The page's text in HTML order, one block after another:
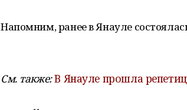
Напомним, ранее в Янауле
См. также:В Янауле прошла